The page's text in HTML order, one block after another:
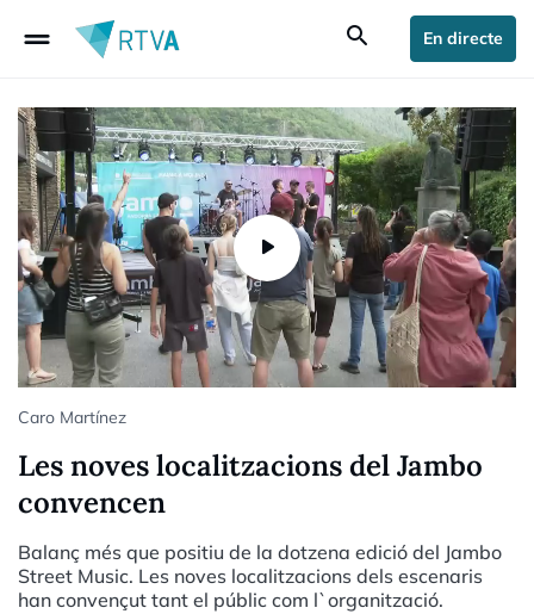
drag_handle search En directe
Caro Martínez
Les noves localitzacions del Jambo
convencen
Balanç més que positiu de la dotzena edició del Jambo
Street Music. Les noves localitzacions dels escenaris
han convençut tant el públic com l`organització.